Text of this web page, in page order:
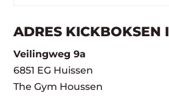
ADRES KICKBOKSEN
Veilingweg 9a
6851 EG Huissen
The Gym Houssen